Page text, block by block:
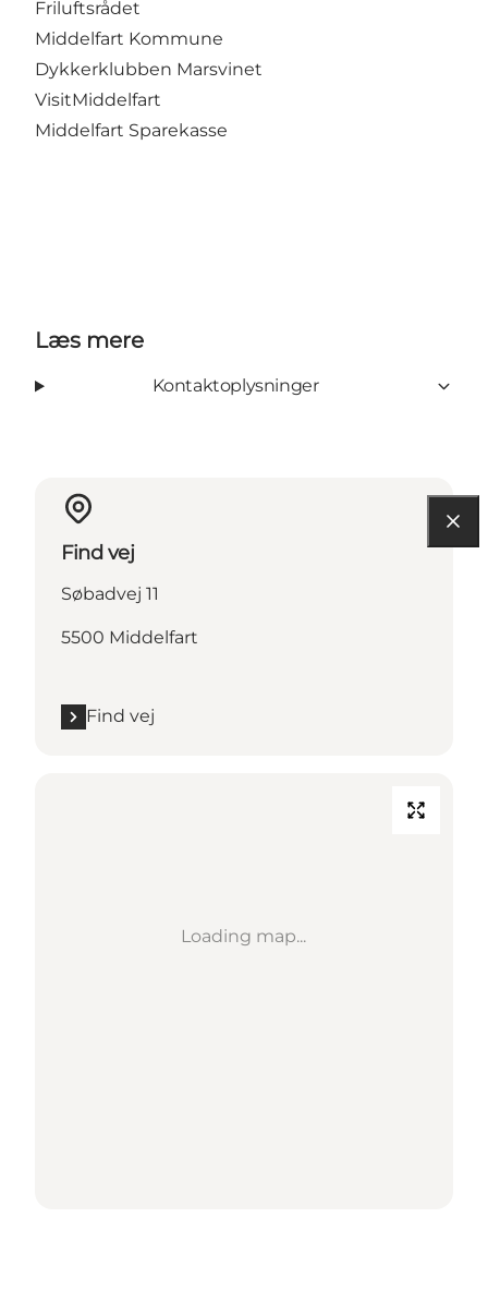
Friluftsrådet
Middelfart Kommune
Dykkerklubben Marsvinet
VisitMiddelfart
Middelfart Sparekasse
Læs mere
Kontaktoplysninger
Find vej
Søbadvej 11
5500 Middelfart
Find vej
Loading map...